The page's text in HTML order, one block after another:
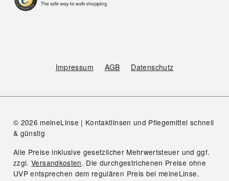
Impressum AGB Datenschutz
© 2026 meineLinse | Kontaktlinsen und Pflegemittel schnell
& günstig
Alle Preise inklusive gesetzlicher Mehrwertsteuer und ggf.
zzgl.Versandkosten. Die durchgestrichenen Preise ohne
UVP entsprechen dem regulären Preis bei meineLinse.